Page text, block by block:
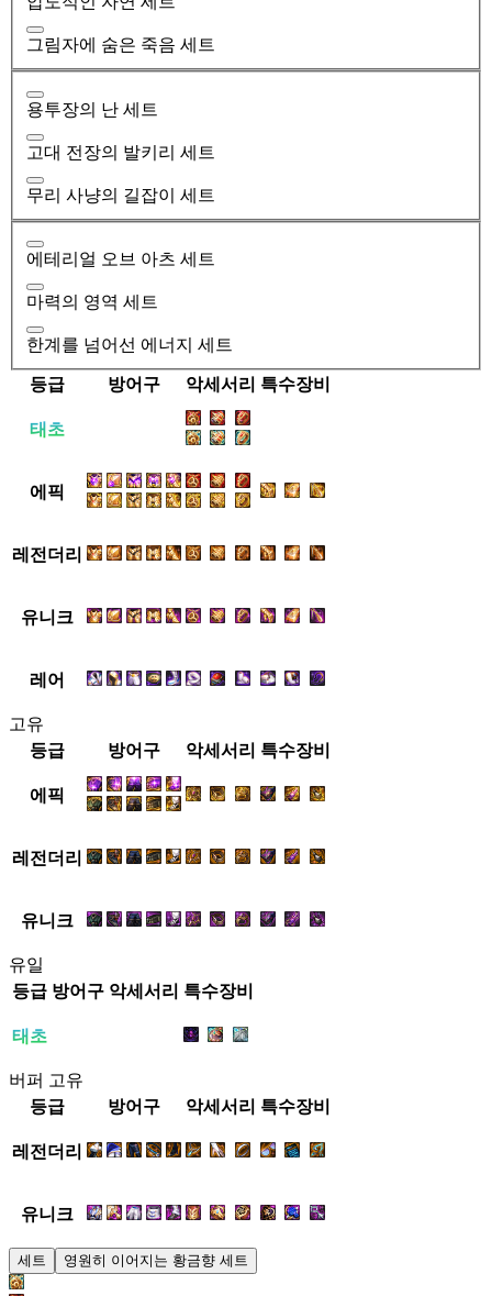
그림자에 숨은 죽음 세트
용투장의 난 세트
고대 전장의 발키리 세트
무리 사냥의 길잡이 세트
에테리얼 오브 아츠 세트
마력의 영역 세트
한계를 넘어선 에너지 세트
등급 방어구 악세서리 특수장비
태초
에픽
레전더리
유니크
레어
고유
등급
방어구 악세서리 특수장비
에픽
레전더리
유니크
유일
등급 방어구 악세서리 특수장비
태초
버퍼 고유
등급
방어구 악세서리 특수장비
레전더리
유니크
세트 영원히 이어지는 황금향 세트